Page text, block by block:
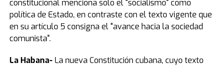
constitucional menciona solo el "socialismo" como
política de Estado, en contraste con el texto vigente que
en su artículo 5 consigna el "avance hacia la sociedad
comunista".
La Habana- La nueva Constitución cubana, cuyo texto